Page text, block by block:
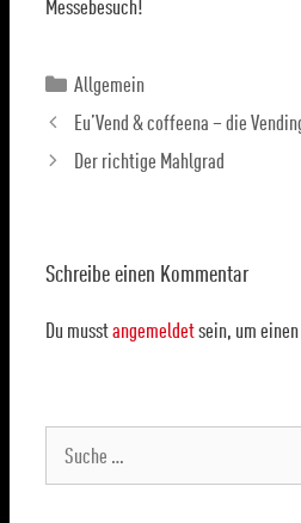
Messebesuch!
Allgemein
Eu’Vend & coffeena – die
Der richtige Mahlgrad
Schreibe einen Kommentar
Du musstangemeldetsein, um